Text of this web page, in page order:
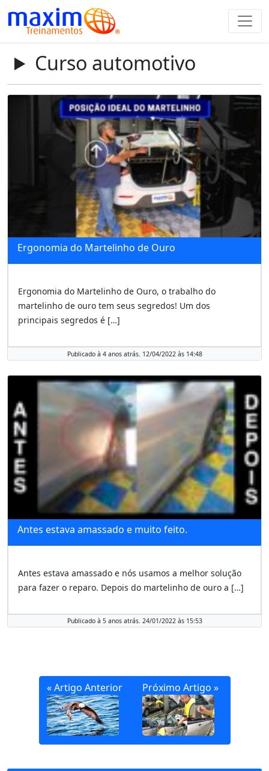
Curso automotivo
Ergonomia do Martelinho de Ouro
Ergonomia do Martelinho de Ouro, o trabalho do
martelinho de ouro tem seus segredos! Um dos
principais segredos é […]
Publicado à 4 anos atrás. 12/04/2022 às 14:48
Antes estava amassado e muito feito.
Antes estava amassado e nós usamos a melhor solução
para fazer o reparo. Depois do martelinho de ouro a […]
Publicado à 5 anos atrás. 24/01/2022 às 15:53
« Artigo Anterior Próximo Artigo »